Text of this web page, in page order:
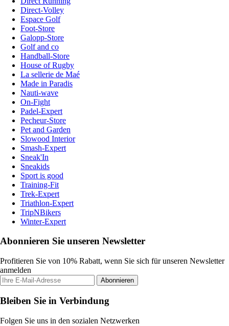
Direct-Volley
Espace Golf
Foot-Store
Galopp-Store
Golf and co
Handball-Store
House of Rugby
La sellerie de Maé
Made in Paradis
Nauti-wave
On-Fight
Padel-Expert
Pecheur-Store
Pet and Garden
Slowood Interior
Smash-Expert
Sneak'In
Sneakids
Sport is good
Training-Fit
Trek-Expert
Triathlon-Expert
TripNBikers
Winter-Expert
Abonnieren Sie unseren Newsletter
Profitieren Sie von 10% Rabatt, wenn Sie sich für unseren Newsletter
anmelden
Abonnieren
Bleiben Sie in Verbindung
Folgen Sie uns in den sozialen Netzwerken